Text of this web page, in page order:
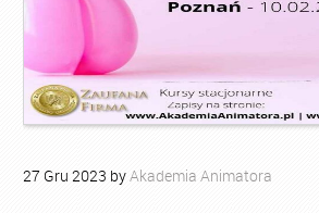
27 Gru 2023 byAkademia Animatora